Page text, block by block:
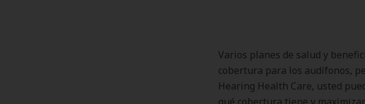
Varios planes de salud y
cobertura para los audífonos,
Hearing Health Care, usted